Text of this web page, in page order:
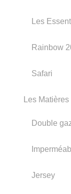
Les
Rainbow
Safari
Les Matières
Double
Jersey